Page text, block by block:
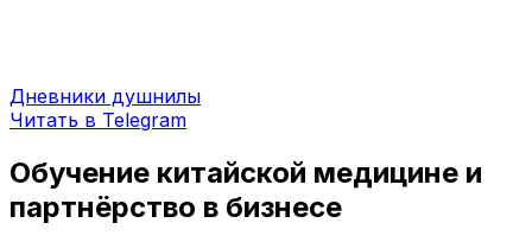
Дневники душнилы
Читать в Telegram
Обучение китайской медицине и
партнёрство в бизнесе